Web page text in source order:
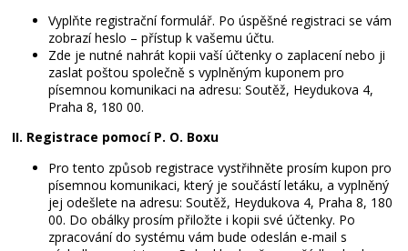
Vyplňte registrační formulář. Po úspěšné registraci se vám
zobrazí heslo – přístup k vašemu účtu.
Zde je nutné nahrát kopii vaší účtenky o zaplacení nebo ji
zaslat poštou společně s vyplněným kuponem pro
písemnou komunikaci na adresu: Soutěž, Heydukova 4,
Praha 8, 180 00.
II. Registrace pomocí P. O. Boxu
Pro tento způsob registrace vystřihněte prosím kupon pro
písemnou komunikaci, který je součástí letáku, a vyplněný
jej odešlete na adresu: Soutěž, Heydukova 4, Praha 8, 180
00. Do obálky prosím přiložte i kopii své účtenky. Po
zpracování do systému vám bude odeslán e-mail s